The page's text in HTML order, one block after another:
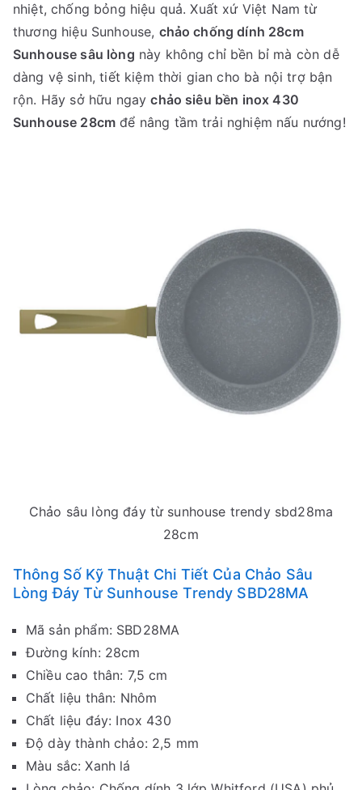
nhiệt, chống bỏng hiệu quả. Xuất xứ Việt Nam từ
thương hiệu Sunhouse, chảo chống dính 28cm
Sunhouse sâu lòng này không chỉ bền bỉ mà còn dễ
dàng vệ sinh, tiết kiệm thời gian cho bà nội trợ bận
rộn. Hãy sở hữu ngaychảo siêu bền inox 430
Sunhouse 28cm để nâng tầm trải nghiệm nấu nướng!
Chảo sâu lòng đáy từ sunhouse trendy sbd28ma
28cm
Thông Số Kỹ Thuật Chi Tiết Của Chảo Sâu
Lòng Đáy Từ Sunhouse Trendy SBD28MA
Mã sản phẩm: SBD28MA
Đường kính: 28cm
Chiều cao thân: 7,5 cm
Chất liệu thân: Nhôm
Chất liệu đáy: Inox 430
Độ dày thành chảo: 2,5 mm
Màu sắc: Xanh lá